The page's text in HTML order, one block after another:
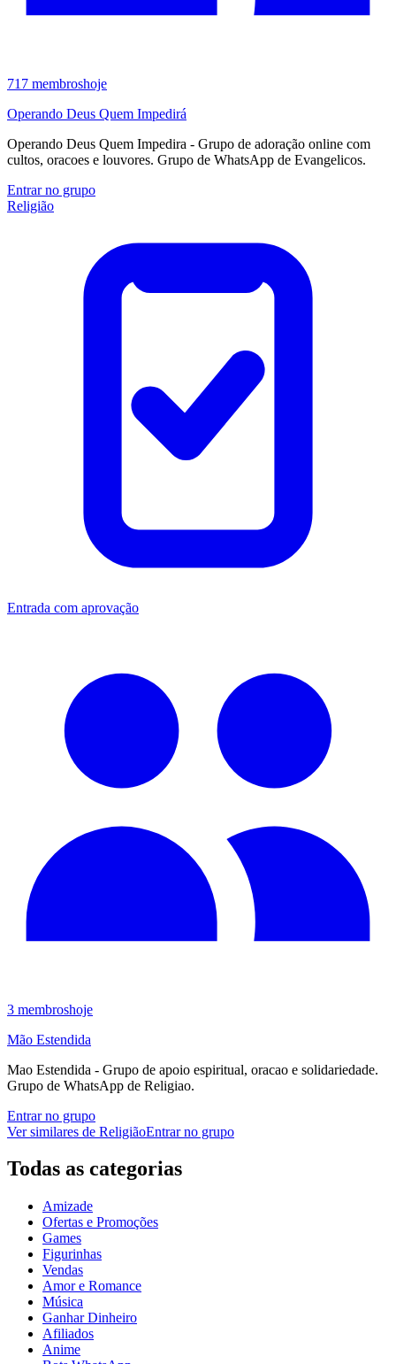
717 membroshoje
Operando Deus Quem Impedirá
Operando Deus Quem Impedira - Grupo de adoração online com
cultos, oracoes e louvores. Grupo de WhatsApp de Evangelicos.
Entrar no grupo
Religião
Entrada com aprovação
3 membroshoje
Mão Estendida
Mao Estendida - Grupo de apoio espiritual, oracao e solidariedade.
Grupo de WhatsApp de Religiao.
Entrar no grupo
Ver similares de ReligiãoEntrar no grupo
Todas as categorias
Amizade
Ofertas e Promoções
Games
Figurinhas
Vendas
Amor e Romance
Música
Ganhar Dinheiro
Afiliados
Anime